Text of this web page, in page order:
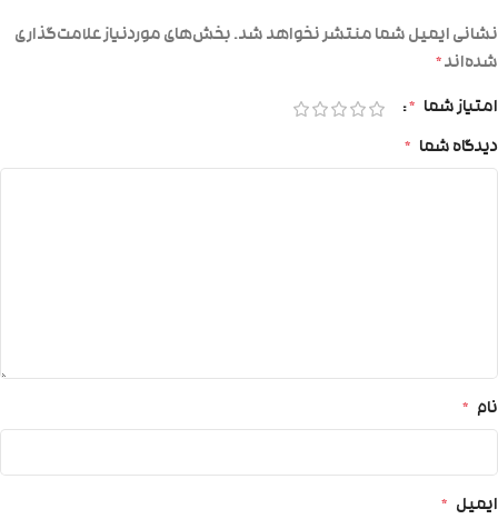
نشانی ایمیل شما منتشر نخواهد شد.بخش‌های موردنیاز علامت‌گذاری
شده‌اند*
امتیاز شما *
دیدگاه شما *
نام *
ایمیل *